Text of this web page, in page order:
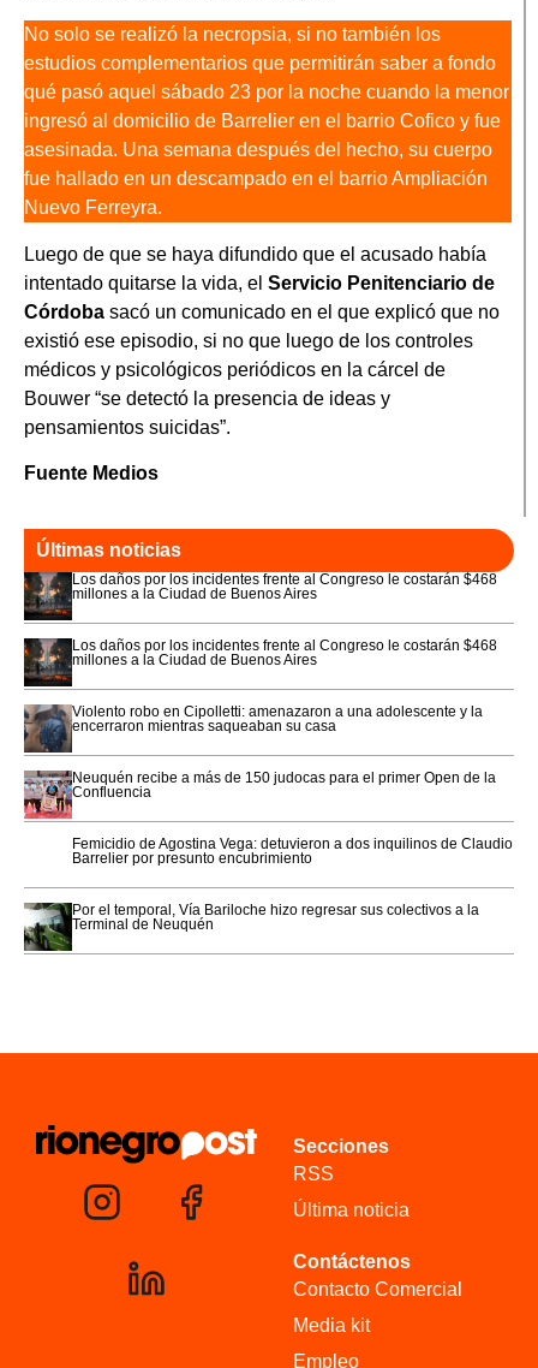
No solo se realizó la necropsia, si no también los
estudios complementarios que permitirán saber a fondo
qué pasó aquel sábado 23 por la noche cuando la menor
ingresó al domicilio de Barrelier en el barrio Cofico y fue
asesinada. Una semana después del hecho, su cuerpo
fue hallado en un descampado en el barrio Ampliación
Nuevo Ferreyra.
Luego de que se haya difundido que el acusado había
intentado quitarse la vida, el Servicio Penitenciario de
Córdoba sacó un comunicado en el que explicó que no
existió ese episodio, si no que luego de los controles
médicos y psicológicos periódicos en la cárcel de
Bouwer “se detectó la presencia de ideas y
pensamientos suicidas”.
Fuente Medios
Últimas noticias
Los daños por los incidentes frente al Congreso le costarán $468
millones a la Ciudad de Buenos Aires
Los daños por los incidentes frente al Congreso le costarán $468
millones a la Ciudad de Buenos Aires
Violento robo en Cipolletti: amenazaron a una adolescente y la
encerraron mientras saqueaban su casa
Neuquén recibe a más de 150 judocas para el primer Open de la
Confluencia
Femicidio de Agostina Vega: detuvieron a dos inquilinos de Claudio
Barrelier por presunto encubrimiento
Por el temporal, Vía Bariloche hizo regresar sus colectivos a la
Terminal de Neuquén
Secciones
RSS
Última noticia
Contáctenos
Contacto Comercial
Media kit
Empleo